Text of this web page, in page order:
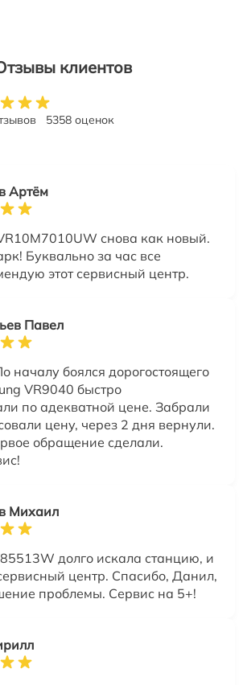
клиентов
5358 оценок
Артём
снова как новый.
Буквально за час все
этот сервисный центр.
Павел
началу боялся дорогостоящего
VR9040 быстро
по адекватной цене. Забрали
цену, через 2 дня вернули.
обращение сделали.
Михаил
долго искала станцию, и
центр. Спасибо, Данил,
проблемы. Сервис на 5+!